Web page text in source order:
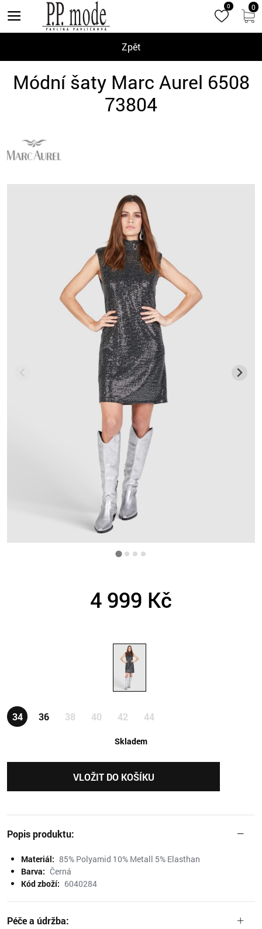
Zpět
Módní šaty Marc Aurel 6508
73804
4 999 Kč
34
skladem
36 38 40 42 44
Popis produktu:
Materiál: 85% Polyamid 10% Metall 5% Elasthan
Barva: Černá
Kód zboží: 6040284
Péče a údržba:
0
0